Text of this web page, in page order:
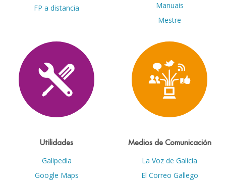
FP a distancia
Manuais
Mestre
Utilidades
Galipedia
Google Maps
Medios de Comunicación
La Voz de Galicia
El Correo Gallego